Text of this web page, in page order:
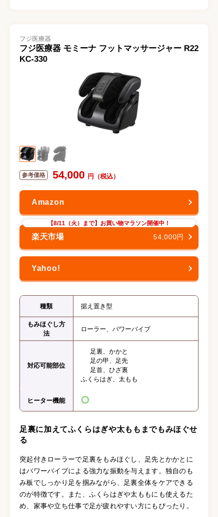
フジ医療器
フジ医療器 モミーナ フットマッサージャー R22
KC-330
54,000
【8/11（火）まで】お買い物マラソン開催中！
54,000円
種類 据え置き型
もみほぐし方
法
ローラー、パワーバイブ
対応可能部位
足裏、かかと
足の甲、足先
足首、ひざ裏
ふくらはぎ、太もも
ヒーター機能
足裏に加えてふくらはぎや太ももまでもみほぐせ
る
突起付きローラーで足裏をもみほぐし、足先とかかとに
はパワーバイブによる強力な振動を与えます。独自のも
み板でしっかり足を掴みながら、足裏全体をケアできる
のが特徴です。また、ふくらはぎや太ももにも使えるた
め、家事や立ち仕事で足が疲れやすい方にもぴったり。